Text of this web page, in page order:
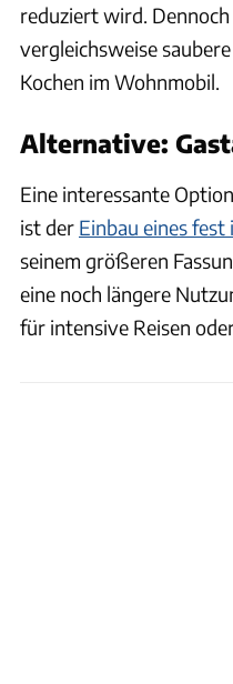
reduziert wird.
vergleichsweise
Kochen im Wohnmobil.
Alternative:
Eine interessante
ist der Einbau eines
seinem größeren
eine noch längere
für intensive Reisen